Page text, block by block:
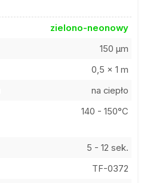
zielono-neonowy
150 µm
0,5 x 1 m
na ciepło
140 - 150°C
5 - 12 sek.
TF-0372